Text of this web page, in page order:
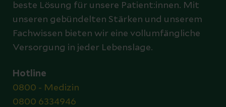
beste Lösung für unsere Patient:innen. Mit
unseren gebündelten Stärken und unserem
Fachwissen bieten wir eine vollumfängliche
Versorgung in jeder Lebenslage.
Hotline
0800 - Medizin
0800 6334946